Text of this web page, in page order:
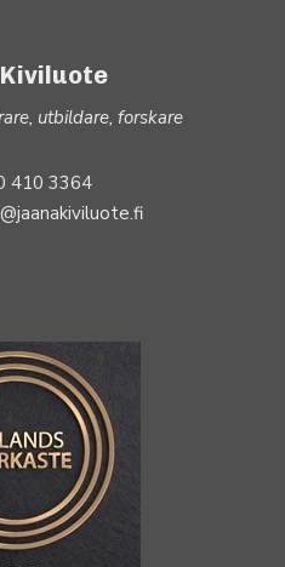
utbildare, forskare
410 3364